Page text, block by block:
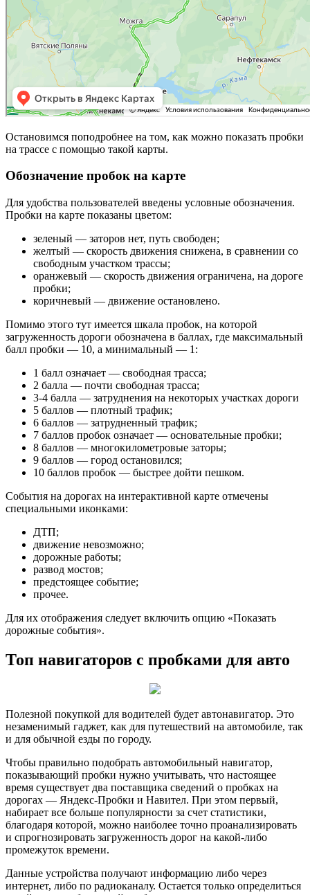
Остановимся поподробнее на том, как можно показать пробки
на трассе с помощью такой карты.
Обозначение пробок на карте
Для удобства пользователей введены условные обозначения.
Пробки на карте показаны цветом:
зеленый — заторов нет, путь свободен;
желтый — скорость движения снижена, в сравнении со
свободным участком трассы;
оранжевый — скорость движения ограничена, на дороге
пробки;
коричневый — движение остановлено.
Помимо этого тут имеется шкала пробок, на которой
загруженность дороги обозначена в баллах, где максимальный
балл пробки — 10, а минимальный — 1:
1 балл означает — свободная трасса;
2 балла — почти свободная трасса;
3-4 балла — затруднения на некоторых участках дороги
5 баллов — плотный трафик;
6 баллов — затрудненный трафик;
7 баллов пробок означает — основательные пробки;
8 баллов — многокилометровые заторы;
9 баллов — город остановился;
10 баллов пробок — быстрее дойти пешком.
События на дорогах на интерактивной карте отмечены
специальными иконками:
ДТП;
движение невозможно;
дорожные работы;
развод мостов;
предстоящее событие;
прочее.
Для их отображения следует включить опцию «Показать
дорожные события».
Топ навигаторов с пробками для авто
Полезной покупкой для водителей будет автонавигатор. Это
незаменимый гаджет, как для путешествий на автомобиле, так
и для обычной езды по городу.
Чтобы правильно подобрать автомобильный навигатор,
показывающий пробки нужно учитывать, что настоящее
время существует два поставщика сведений о пробках на
дорогах — Яндекс-Пробки и Навител. При этом первый,
набирает все больше популярности за счет статистики,
благодаря которой, можно наиболее точно проанализировать
и спрогнозировать загруженность дорог на какой-либо
промежуток времени.
Данные устройства получают информацию либо через
интернет, либо по радиоканалу. Остается только определиться